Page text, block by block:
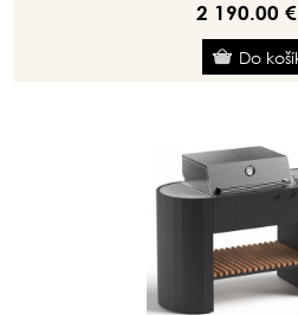
2 190.00 €